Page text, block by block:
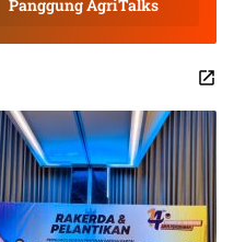
Panggung AgriTalks